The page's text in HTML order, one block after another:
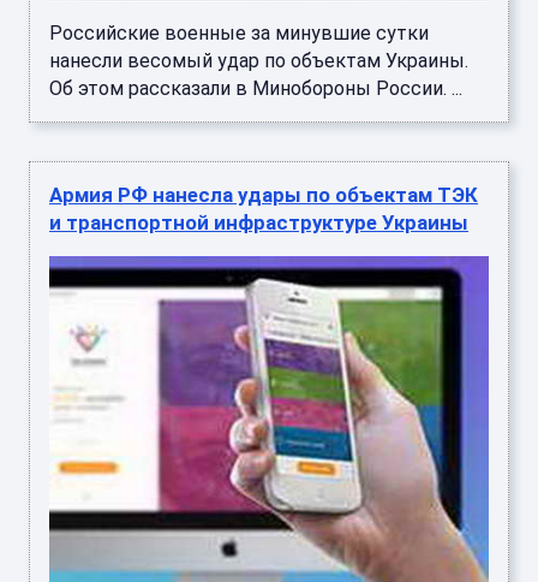
Российские военные за минувшие сутки
нанесли весомый удар по объектам Украины.
Об этом рассказали в Минобороны России. ...
Армия РФ нанесла удары по объектам ТЭК
и транспортной инфраструктуре Украины